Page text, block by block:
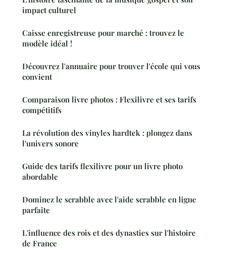
impact culturel
Caisse enregistreuse pour marché : trouvez le
modèle idéal !
Découvrez l'annuaire pour trouver l'école qui vous
convient
Comparaison livre photos : Flexilivre et ses tarifs
compétitifs
La révolution des vinyles hardtek : plongez dans
l'univers sonore
Guide des tarifs flexilivre pour un livre photo
abordable
Dominez le scrabble avec l'aide scrabble en ligne
parfaite
L'influence des rois et des dynasties sur l'histoire
de France